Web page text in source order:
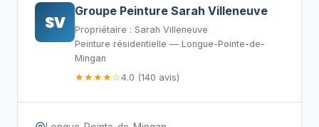
SV
Groupe Peinture Sarah Villeneuve
Propriétaire : Sarah Villeneuve
Peinture résidentielle — Longue-Pointe-de-
Mingan
★★★★☆4.0 (140 avis)